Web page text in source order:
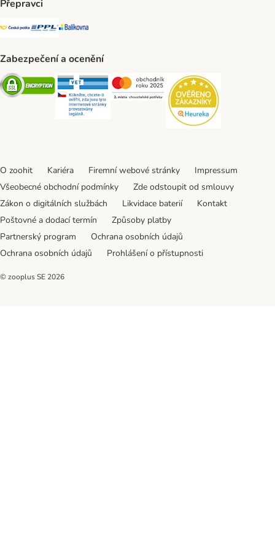
Přepravci
Česká pošta Shipping Method
PPL Shipping Method
Balíkovna Shipping Method
Zabezpečení a ocenění
Security Security Security
O zoohit Kariéra Firemní webové stránky
Impressum
Všeobecné obchodní podmínky
Zde odstoupit od smlouvy
Zákon o digitálních službách
Likvidace baterií
Kontakt
Poštovné a dodací termín
Způsoby platby
Partnerský program
Ochrana osobních údajů
Ochrana osobních údajů
Prohlášení o přístupnosti
© zooplus SE 2026